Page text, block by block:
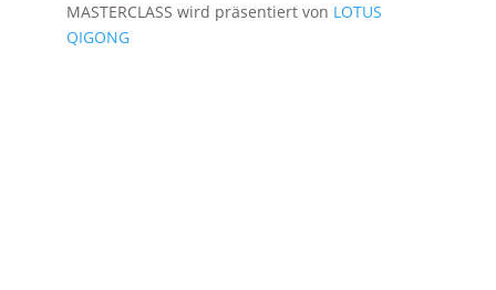
MASTERCLASS wird präsentiert von LOTUS
QIGONG